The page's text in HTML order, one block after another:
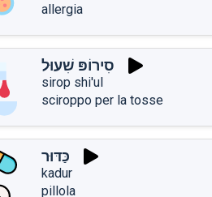
allergia
סִירוֹפּ שִׁעוּל
sirop shi'ul
sciroppo per la tosse
כַּדּוּר
kadur
pillola